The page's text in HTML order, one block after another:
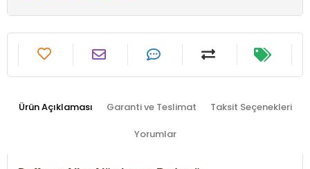
Ürün Açıklaması Garanti ve Teslimat Taksit Seçenekleri
Yorumlar